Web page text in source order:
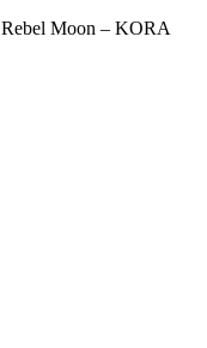
Moon – KORA